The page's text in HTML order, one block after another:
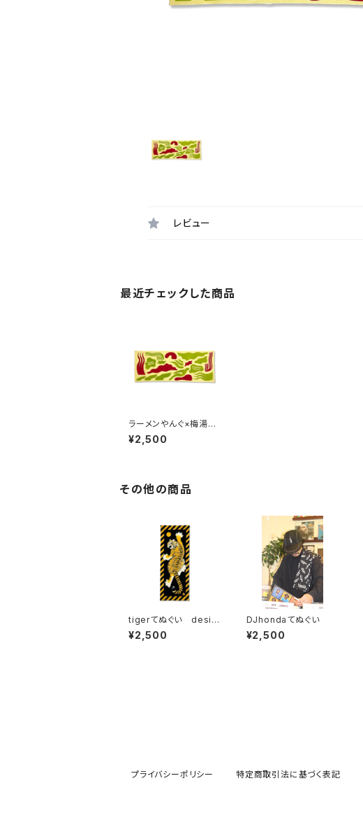
レビュー
最近チェックした商品
ラーメンやんぐ×梅湯て
ぬぐい うすイエロー
地
¥2,500
その他の商品
tigerてぬぐい desig
ned by kanat
¥2,500
DJhondaてぬぐい
¥2,500
プライバシーポリシー 特定商取引法に基づく表記